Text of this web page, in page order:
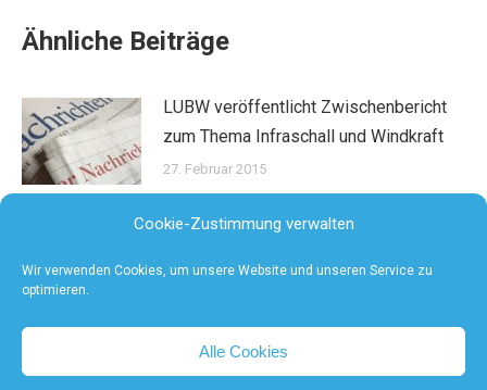
Cookie-Zustimmung verwalten
Wir verwenden Cookies, um unsere Website und unseren Service zu
optimieren.
Alle Cookies
Ähnliche Beiträge
LUBW veröffentlicht Zwischenbericht
zum Thema Infraschall und Windkraft
27. Februar 2015